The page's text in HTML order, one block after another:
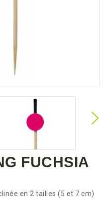
FUCHSIA
en 2 tailles (5 et 7 cm)